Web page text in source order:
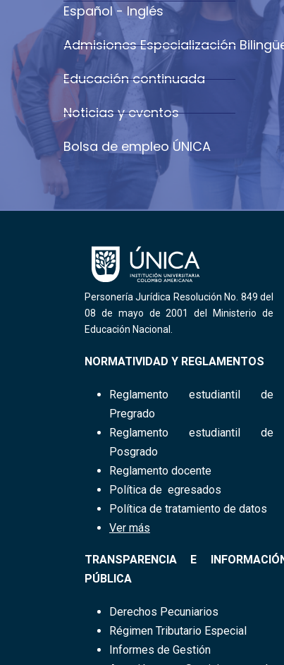
Español - Inglés
Admisiones Especialización
Educación continuada
Noticias y eventos
Bolsa de empleo ÚNICA
Personería Jurídica Resolución No. 849 del
08 de mayo de 2001 del Ministerio de
Educación Nacional.
NORMATIVIDAD Y REGLAMENTOS
Reglamento estudiantil​ de
Pregrado
Reglamento estudiantil de
Posgrado
Reglamento docente
Política de egresados
Política de tratamiento de datos
Ver más
TRANSPARENCIA E
PÚBLICA
Derechos Pecuniarios
Régimen Tributario Especial
Informes de Gestión